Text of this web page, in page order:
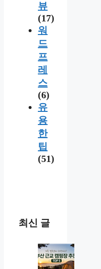
뷰
(17)
워
드
프
레
스
(6)
유
용
한
팁
(51)
최신 글